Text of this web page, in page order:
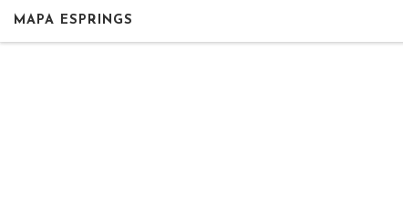
MAPA ESPRINGS